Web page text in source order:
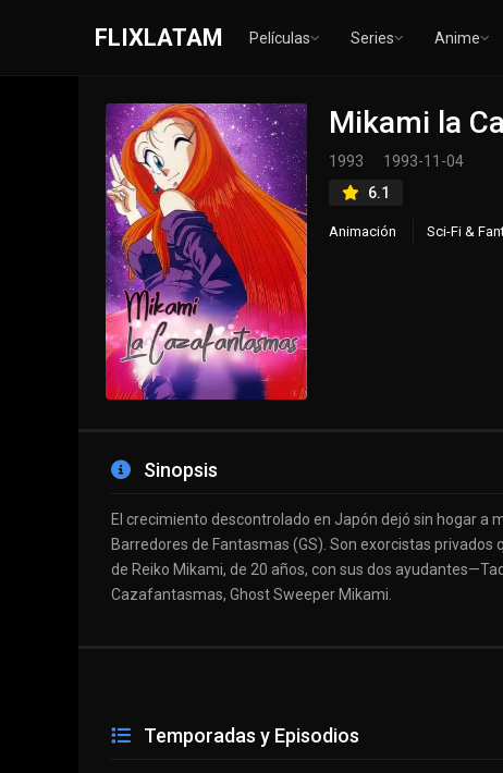
FLIXLATAM Películas Series Anime
Mikami la
1993
1993-11-04
6.1
Animación Sci-Fi &
Sinopsis
El crecimiento descontrolado en Japón dejó sin hogar a
Barredores de Fantasmas (GS). Son exorcistas
de Reiko Mikami, de 20 años, con sus dos
Cazafantasmas, Ghost Sweeper Mikami.
Temporadas y Episodios